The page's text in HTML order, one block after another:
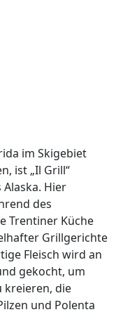
im Skigebiet
ist „Il Grill“
Hier
des
Trentiner Küche
Grillgerichte
Fleisch wird an
gekocht, um
kreieren, die
und Polenta